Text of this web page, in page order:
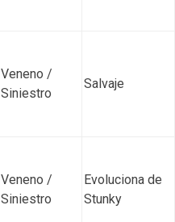
Veneno /
Siniestro
Salvaje
Veneno /
Siniestro
Evoluciona de
Stunky